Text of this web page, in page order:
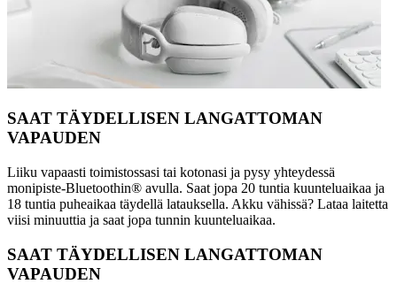
SAAT TÄYDELLISEN LANGATTOMAN
VAPAUDEN
Liiku vapaasti toimistossasi tai kotonasi ja pysy yhteydessä
monipiste-Bluetoothin® avulla. Saat jopa 20 tuntia kuunteluaikaa ja
18 tuntia puheaikaa täydellä latauksella. Akku vähissä? Lataa laitetta
viisi minuuttia ja saat jopa tunnin kuunteluaikaa.
SAAT TÄYDELLISEN LANGATTOMAN
VAPAUDEN